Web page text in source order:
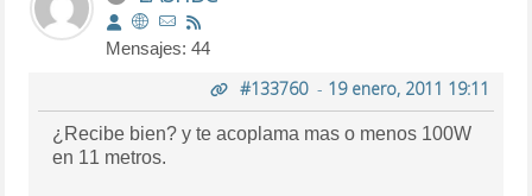
Mensajes: 44
#133760- 19 enero, 2011 19:11
¿Recibe bien? y te acoplama mas o menos 100W
en 11 metros.